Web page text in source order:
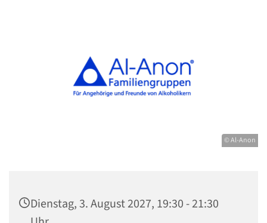
© Al-Anon
Dienstag, 3. August 2027, 19:30 - 21:30